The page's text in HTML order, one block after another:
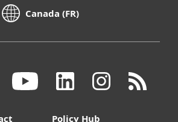
Canada (FR)
Policy Hub